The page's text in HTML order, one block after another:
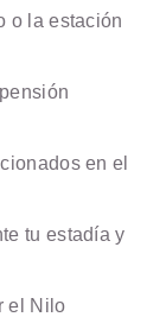
o la estación
en el
tu estadía y
el Nilo